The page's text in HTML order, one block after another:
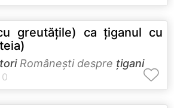
greutățile) ca țiganul cu
Româneşti despre țigani